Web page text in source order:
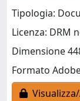
Tipologia:
Licenza: DRM
Dimensione
Formato